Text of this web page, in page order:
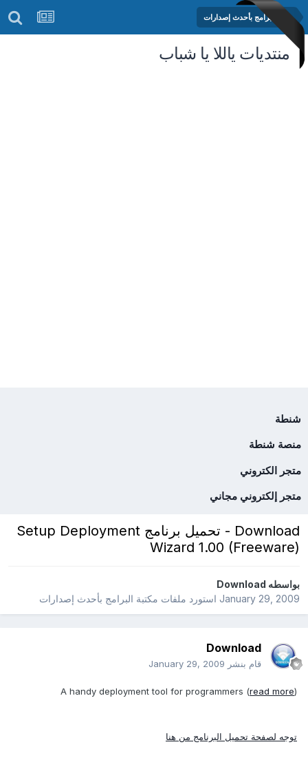
مكتبة البرامج بأحدث إصدارات
منتديات ياللا يا شباب
شنطة
منصة شنطة
متجر الكتروني
متجر إلكتروني مجاني
Download - تحميل برنامج Setup Deployment
Wizard 1.00 (Freeware)
بواسطهDownload
January 29, 2009استورد ملفات مكتبة البرامج بأحدث إصدارات
Download
قام بنشر January 29, 2009
A handy deployment tool for programmers (read more
توجه لصفحة تحميل البرنامج من هنا